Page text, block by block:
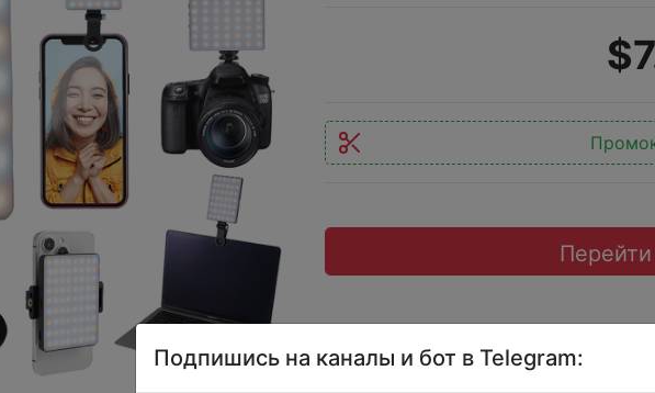
Подпишись на каналы и бот в Telegram: